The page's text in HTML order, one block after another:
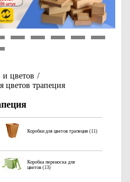
и цветов /
цветов трапеция
Коробки для цветов трапеция (11)
Коробка переноска для
цветов (13)